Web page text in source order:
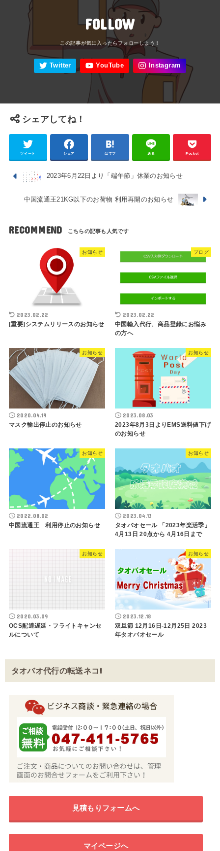
FOLLOW
シェアしてね！
ツイート シェア はてブ 送る Pocket
2023年6月22日より「端午節」休業のお知らせ
中国流通王21KG以下のお荷物 利用再開のお知らせ
RECOMMEND
お知らせ
2023.02.22
[重要]システムリリースのお知らせ
ブログ
2023.02.22
中国輸入代行、商品登録にお悩み
の方へ
お知らせ
2020.04.19
マスク輸出停止のお知らせ
お知らせ
2023.08.03
2023年8月3日よりEMS送料値下げ
のお知らせ
お知らせ
2022.08.02
中国流通王 利用停止のお知らせ
お知らせ
2023.04.13
タオバオセール 「2023年楽活季」
4月13日 20点から 4月16日まで
お知らせ
2020.03.09
OCS配達遅延・フライトキャンセ
ルについて
お知らせ
2023.12.18
双旦節 12月16日-12月25日 2023
年タオバオセール
タオバオ代行の転送ネコ!
見積もりフォームへ
マイページへ